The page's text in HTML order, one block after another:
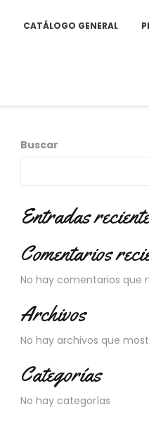
CATÁLOGO GENERAL
Buscar
Entradas
Comentarios
No hay comentarios que
Archivos
No hay archivos que
Categorías
No hay categorías